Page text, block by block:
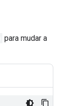
para mudar a